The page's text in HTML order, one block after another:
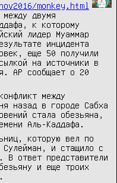
monkey.html
двумя
к которому
лидер Муаммар
инцидента
еще 50 получили
на источники в
AP сообщает о 20
между
назад в городе Сабха
стала обезьяна,
Аль-Каддафа.
которую вел по
Сулейман, и стащило с
В ответ представители
и еще троих